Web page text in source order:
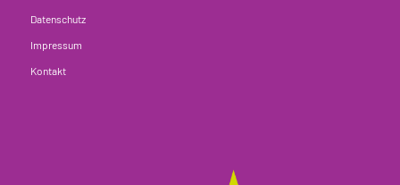
Datenschutz
Impressum
Kontakt